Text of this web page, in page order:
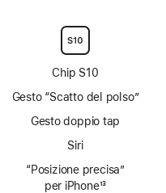
Chip S10
Gesto “Scatto del polso”
Gesto doppio tap
Siri
“Posizione precisa”
per iPhone13